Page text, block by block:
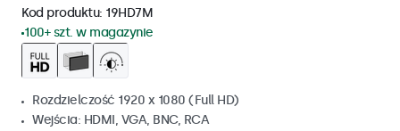
Kod produktu: 19HD7M
100+ szt. w magazynie
Rozdzielczość 1920 x 1080 (Full HD)
Wejścia: HDMI, VGA, BNC, RCA